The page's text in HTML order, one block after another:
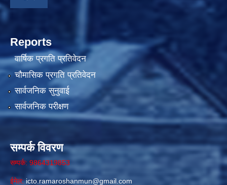
Reports
वार्षिक प्रगति प्रतिवेदन
चौमासिक प्रगति प्रतिवेदन
सार्वजनिक सुनुवाई
सार्वजनिक परीक्षण
सम्पर्क विवरण
सम्पर्क: 9864319853
ईमेल:icto.ramaroshanmun@gmail.com